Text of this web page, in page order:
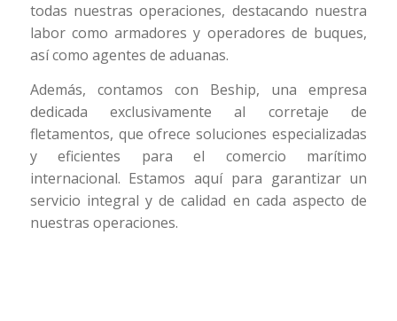
todas nuestras operaciones, destacando nuestra
labor como armadores y operadores de buques,
así como agentes de aduanas.
Además, contamos con Beship, una empresa
dedicada exclusivamente al corretaje de
fletamentos, que ofrece soluciones especializadas
y eficientes para el comercio marítimo
internacional. Estamos aquí para garantizar un
servicio integral y de calidad en cada aspecto de
nuestras operaciones.